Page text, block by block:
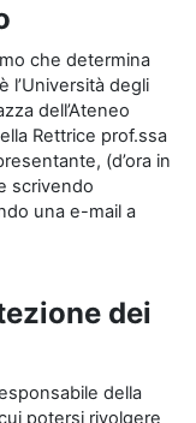
che determina
l’Università degli
dell’Ateneo
Rettrice prof.ssa
(d’ora in
scrivendo
una e-mail a
dei
della
potersi rivolgere